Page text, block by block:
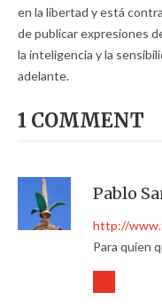
en la libertad y está
de publicar expresiones
la inteligencia y la
adelante.
1 COMMENT
Pablo
http://
Para quien